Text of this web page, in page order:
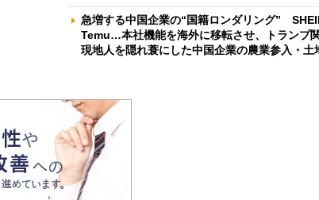
急増する中国企業の“国籍ロンダリング”
Temu…本社機能を海外に移転させ、トランプ
現地人を隠れ蓑にした中国企業の農業参入・土